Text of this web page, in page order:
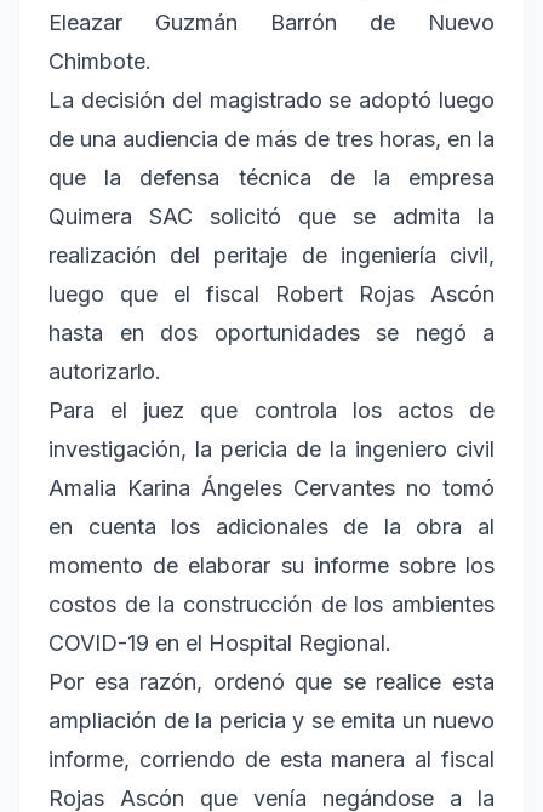
Eleazar Guzmán Barrón de Nuevo
Chimbote.
La decisión del magistrado se adoptó luego
de una audiencia de más de tres horas, en la
que la defensa técnica de la empresa
Quimera SAC solicitó que se admita la
realización del peritaje de ingeniería civil,
luego que el fiscal Robert Rojas Ascón
hasta en dos oportunidades se negó a
autorizarlo.
Para el juez que controla los actos de
investigación, la pericia de la ingeniero civil
Amalia Karina Ángeles Cervantes no tomó
en cuenta los adicionales de la obra al
momento de elaborar su informe sobre los
costos de la construcción de los ambientes
COVID-19 en el Hospital Regional.
Por esa razón, ordenó que se realice esta
ampliación de la pericia y se emita un nuevo
informe, corriendo de esta manera al fiscal
Rojas Ascón que venía negándose a la